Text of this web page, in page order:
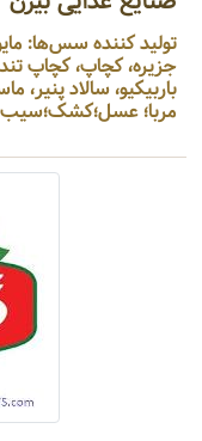
تولید کننده سس‌ها:
مربا؛